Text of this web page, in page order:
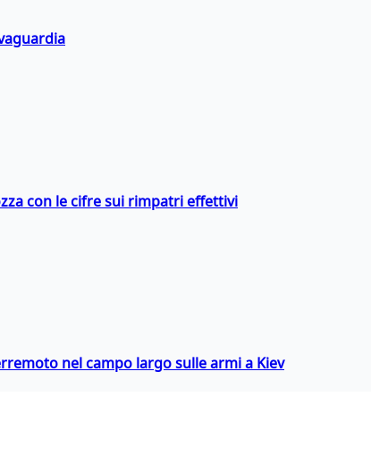
con le cifre sui rimpatri effettivi
nel campo largo sulle armi a Kiev